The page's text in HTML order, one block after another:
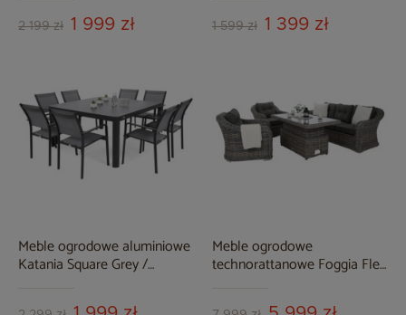
2 199 zł 1 999 zł 1 599 zł 1 399 zł
Meble ogrodowe aluminiowe
Katania Square Grey /
Meble ogrodowe
technorattanowe Foggia Flex